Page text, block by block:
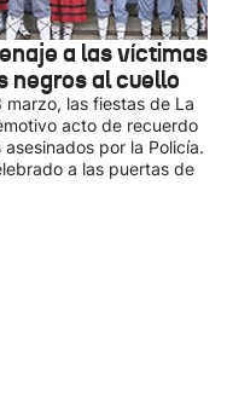
a las víctimas
negros al cuello
las fiestas de La
acto de recuerdo
por la Policía.
a las puertas de